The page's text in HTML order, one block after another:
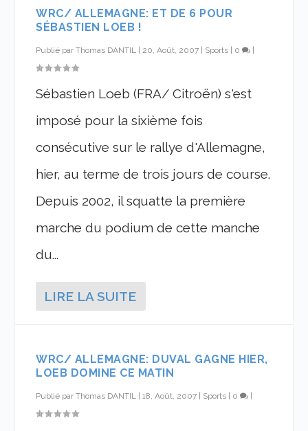
WRC/ ALLEMAGNE: ET DE 6 POUR
SÉBASTIEN LOEB !
Publié parThomas DANTIL 20, Août, 2007 Sports 0
Sébastien Loeb (FRA/ Citroën) s'est
imposé pour la sixième fois
consécutive sur le rallye d'Allemagne,
hier, au terme de trois jours de course.
Depuis 2002, il squatte la première
marche du podium de cette manche
du...
LIRE LA SUITE
WRC/ ALLEMAGNE: DUVAL GAGNE HIER,
LOEB DOMINE CE MATIN
Publié parThomas DANTIL |18, Août, 2007 Sports 0